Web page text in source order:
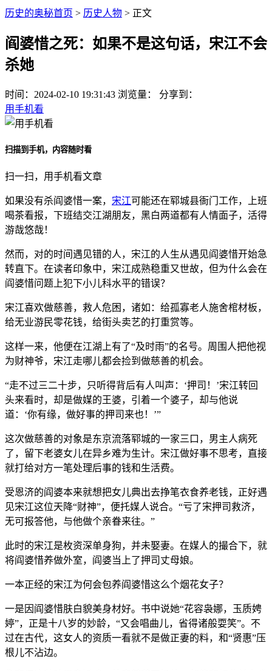
历史的奥秘首页 > 历史人物 > 正文
阎婆惜之死：如果不是这句话，宋江不会
杀她
时间： 2024-02-10 19:31:43 浏览量：
分享到：
用手机看
扫描到手机，内容随时看
扫一扫，用手机看文章
如果没有杀阎婆惜一案， 宋江可能还在郓城县衙门工作，上班
喝茶看报，下班结交江湖朋友，黑白两道都有人情面子，活得
游哉悠哉！
然而，对的时间遇见错的人，宋江的人生从遇见阎婆惜开始急
转直下。在读者印象中，宋江成熟稳重又世故，但为什么会在
阎婆惜问题上犯下小儿科水平的错误？
宋江喜欢做慈善，救人危困，诸如：给孤寡老人施舍棺材板，
给无业游民零花钱，给街头卖艺的打重赏等。
这样一来，他便在江湖上有了“及时雨”的名号。周围人把他视
为财神爷，宋江走哪儿都会捡到做慈善的机会。
“走不过三二十步，只听得背后有人叫声：‘押司！’宋江转回
头来看时，却是做媒的王婆，引着一个婆子，却与他说
道：‘你有缘，做好事的押司来也！’”
这次做慈善的对象是东京流落郓城的一家三口，男主人病死
了，留下老婆女儿在异乡难为生计。宋江做好事不思考，直接
就打给对方一笔处理后事的钱和生活费。
受恩济的阎婆本来就想把女儿典出去挣笔衣食养老钱，正好遇
见宋江这位天降“财神”，便托媒人说合。“亏了宋押司救济，
无可报答他，与他做个亲眷来往。”
此时的宋江是枚资深单身狗，并未娶妻。在媒人的撮合下，就
将阎婆惜养做外室，阎婆当上了押司丈母娘。
一本正经的宋江为何会包养阎婆惜这么个烟花女子？
一是因阎婆惜肤白貌美身材好。书中说她“花容袅娜，玉质娉
婷”，正是十八岁的妙龄，“又会唱曲儿，省得诸般耍笑”。不
过在古代，这女人的资质一看就不是做正妻的料，和“贤惠”压
根儿不沾边。